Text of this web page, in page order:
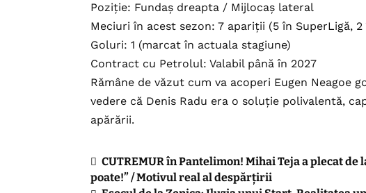
Poziție: Fundaș dreapta / Mijlocaș lateral
Meciuri în acest sezon: 7 apariții (5 în SuperLigă, 2
Goluri: 1 (marcat în actuala stagiune)
Contract cu Petrolul: Valabil până în 2027
Rămâne de văzut cum va acoperi Eugen Neagoe
vedere că Denis Radu era o soluție polivalentă,
apărării.
CUTREMUR în Pantelimon! Mihai Teja a plecat de
poate!” / Motivul real al despărțirii